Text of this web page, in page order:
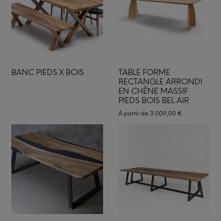
BANC PIEDS X BOIS
TABLE FORME
RECTANGLE ARRONDI
EN CHÊNE MASSIF
PIEDS BOIS BEL AIR
À partir de 3 009,00 €